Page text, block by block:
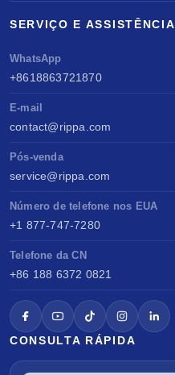
SERVIÇO E ASSISTÊNCIA
WhatsApp
+8618863721870
E-mail
contact@rippa.com
Pós-venda
service@rippa.com
Número de telefone nos EUA
+1 877-747-7280
Telefone da CN
+86 188 6372 0821
CONSULTA RÁPIDA